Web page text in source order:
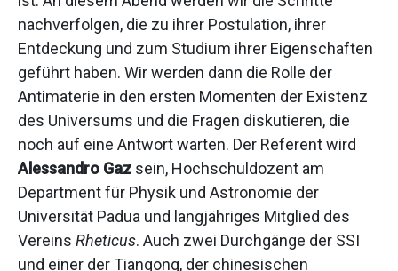
nachverfolgen, die zu ihrer Postulation, ihrer
Entdeckung und zum Studium ihrer Eigenschaften
geführt haben. Wir werden dann die Rolle der
Antimaterie in den ersten Momenten der Existenz
des Universums und die Fragen diskutieren, die
noch auf eine Antwort warten. Der Referent wird
Alessandro Gaz sein, Hochschuldozent am
Department für Physik und Astronomie der
Universität Padua und langjähriges Mitglied des
Vereins Rheticus. Auch zwei Durchgänge der SSI
und einer der Tiangong, der chinesischen